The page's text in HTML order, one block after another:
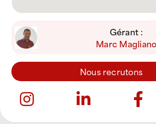
Gérant :
Marc Magliano
Nous recrutons